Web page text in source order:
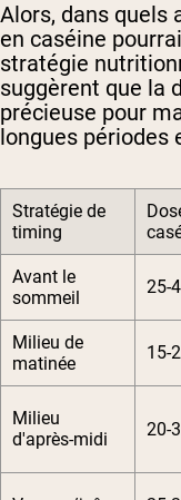
Alors, dans quels
en caséine
stratégie
suggèrent que la
précieuse pour
longues périodes
Stratégie de
timing
Avant le
sommeil
25-
Milieu de
matinée
15-
Milieu
d'après-midi
20-